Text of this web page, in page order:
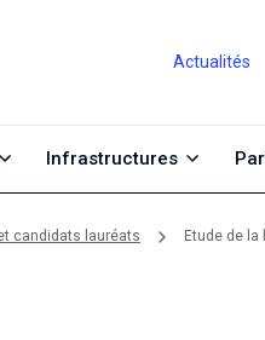
Actualités
Infrastructures
candidats lauréats Etude de la